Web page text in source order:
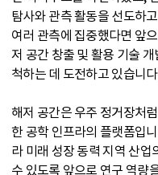
탐사와 관측 활동을 선도하
여러 관측에 집중했다면 앞
저 공간 창출 및 활용 기술
척하는 데 도전하고 있습니
해저 공간은 우주 정거장처
한 공학 인프라의 플랫폼입
라 미래 성장 동력 지역 산업
수 있도록 앞으로 연구 역량